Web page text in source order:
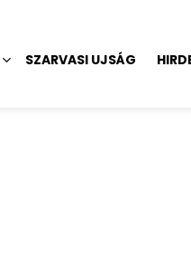
SZARVASI UJSÁG